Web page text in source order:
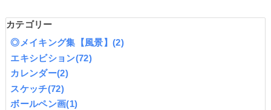
カテゴリー
◎メイキング集【風景】 (2)
エキシビション(72)
カレンダー(2)
スケッチ(72)
ボールペン画(1)